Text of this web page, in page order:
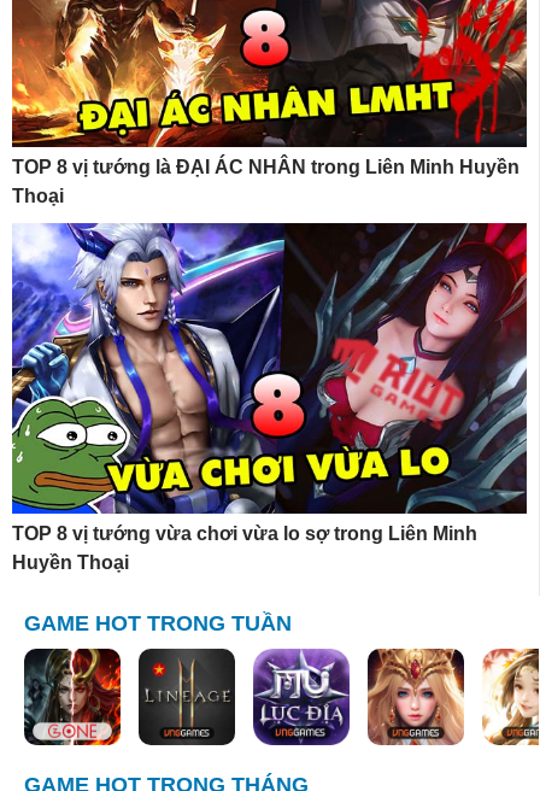
TOP 8 vị tướng là ĐẠI ÁC NHÂN trong Liên Minh Huyền
Thoại
TOP 8 vị tướng vừa chơi vừa lo sợ trong Liên Minh
Huyền Thoại
GAME HOT TRONG TUẦN
GAME HOT TRONG THÁNG